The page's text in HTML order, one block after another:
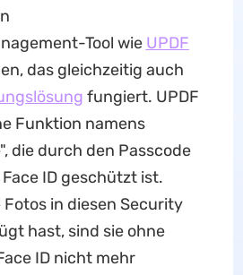
Tool wie UPDF
das gleichzeitig auch
fungiert. UPDF
Funktion namens
die durch den Passcode
ID geschützt ist.
Fotos in diesen Security
hast, sind sie ohne
ID nicht mehr